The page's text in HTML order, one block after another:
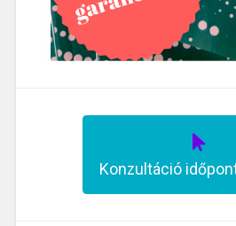
Konzultáció